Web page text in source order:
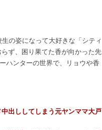
の姿になって大好きな「シティ
ず、困り果てた香が向かった先
ハンターの世界で、リョウや香
出ししてしまう元ヤンママ大戸